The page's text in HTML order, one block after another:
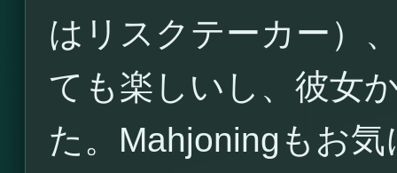
はリスクテーカー）
ても楽しいし、彼女
た。Mahjoningもお